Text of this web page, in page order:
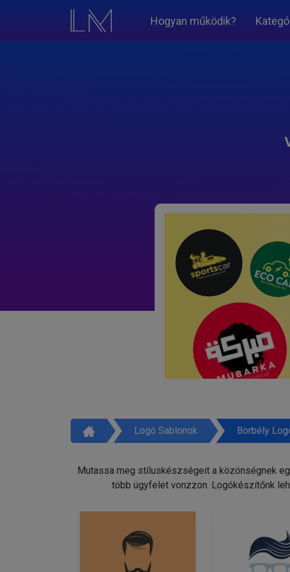
Hogyan működik?
Logó Sablonok Borbély
Mutassa meg stíluskészségeit a közönségnek
több ügyfelet vonzzon. Logókészítőnk